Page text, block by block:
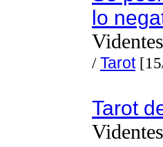
lo
/Tarot
Tarot